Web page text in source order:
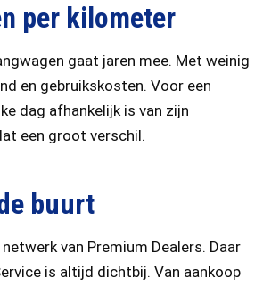
per kilometer
gaat jaren mee. Met weinig
en gebruikskosten. Voor een
dag afhankelijk is van zijn
een groot verschil.
buurt
van Premium Dealers. Daar
is altijd dichtbij. Van aankoop